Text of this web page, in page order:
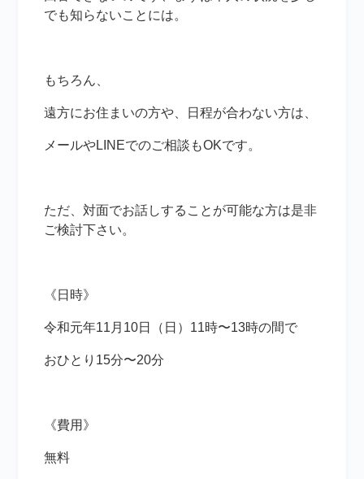
でも知らないことには。
もちろん、
遠方にお住まいの方や、日程が合わない方は、
メールやLINEでのご相談もOKです。
ただ、対面でお話しすることが可能な方は是非
ご検討下さい。
《日時》
令和元年11月10日（日）11時〜13時の間で
おひとり15分〜20分
《費用》
無料